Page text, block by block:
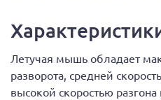
Летучая мышь обладает
разворота, средней
высокой скоростью